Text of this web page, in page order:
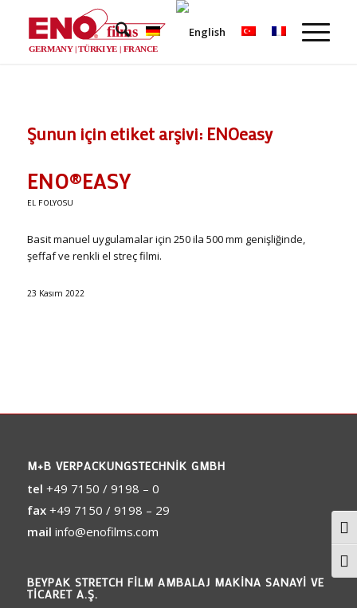
films
®
GERMANY | TÜRKIYE | FRANCE
Şunun için etiket arşivi: ENOeasy
ENO®EASY
EL FOLYOSU
Basit manuel uygulamalar için 250 ila 500 mm genişliğinde,
şeffaf ve renkli el streç filmi.
23 Kasım 2022
M+B VERPACKUNGSTECHNIK GMBH
tel +49 7150 / 9198 – 0
fax +49 7150 / 9198 – 29
mail info@enofilms.com
BEYPAK STRETCH FILM AMBALAJ MAKINA SANAYI VE
TICARET A.Ş.